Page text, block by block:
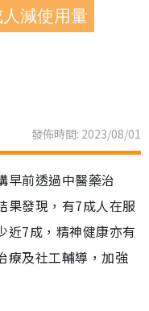
減使用量
發佈時間: 2023/08/01
早前透過中醫藥治
果發現，有7成人在服
近7成，精神健康亦有
療及社工輔導，加強